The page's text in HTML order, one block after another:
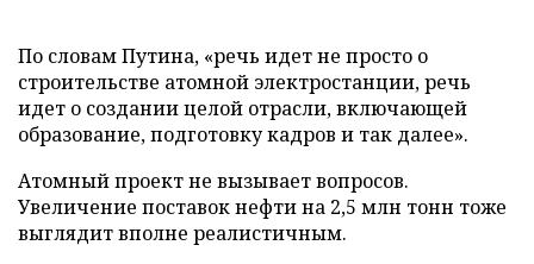
По словам Путина, «речь идет не просто о
строительстве атомной электростанции, речь
идет о создании целой отрасли, включающей
образование, подготовку кадров и так далее».
Атомный проект не вызывает вопросов.
Увеличение поставок нефти на 2,5 млн тонн тоже
выглядит вполне реалистичным.